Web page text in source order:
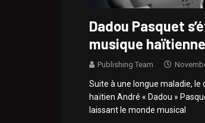
Dadou Pasquet
musique
Publishing Team
Suite à une longue maladie, le
haïtien André « Dadou »
laissant le monde musical